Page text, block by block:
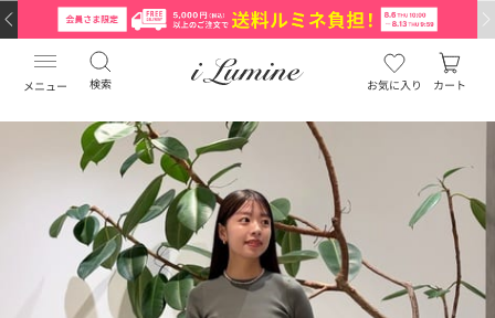
メニュー 検索 お気に入り カート